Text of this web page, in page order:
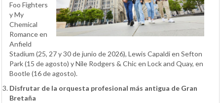
Foo Fighters
y My
Chemical
Romance en
Anfield
Stadium (25, 27 y 30 de junio de 2026), Lewis Capaldi en Sefton
Park (15 de agosto) y Nile Rodgers & Chic en Lock and Quay, en
Bootle (16 de agosto).
Disfrutar de la orquesta profesional más antigua de Gran
Bretaña